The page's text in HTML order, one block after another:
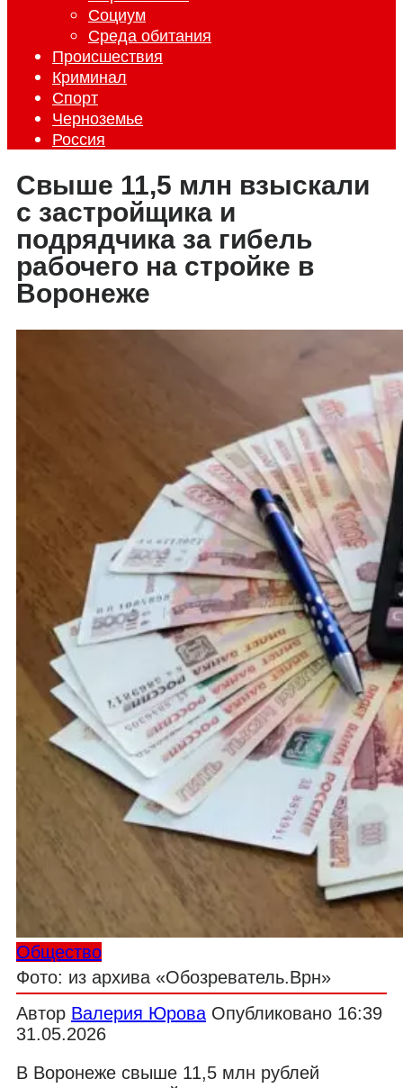
Социум
Среда обитания
Происшествия
Криминал
Спорт
Черноземье
Россия
Свыше 11,5 млн взыскали
с застройщика и
подрядчика за гибель
рабочего на стройке в
Воронеже
Общество
Фото: из архива «Обозреватель.Врн»
Автор Валерия Юрова Опубликовано 16:39
31.05.2026
В Воронеже свыше 11,5 млн рублей